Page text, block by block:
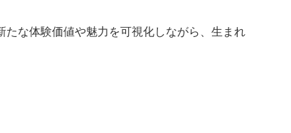
な体験価値や魅力を可視化しながら、生まれ